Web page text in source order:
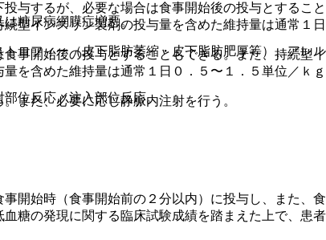
糖尿病網膜症増悪。
ロフィー（皮下脂肪萎縮・皮下脂肪肥厚等）、アレ
位反応／注入部位反応。
与するが、必要な場合は食事開始後の投与とするこ
型インスリン製剤の投与量を含めた維持量は通常１日
事開始後の投与とすることもできる。また、持続型
を含めた維持量は通常１日０．５〜１．５単位／ｋｇ
また、必要に応じ静脈内注射を行う。
開始時（食事開始前の２分以内）に投与し、また、
糖の発現に関する臨床試験成績を踏まえた上で、患